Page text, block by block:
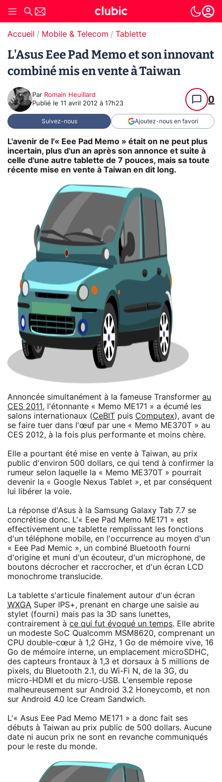
Accueil Mobile & Telecom Tablette
L'Asus Eee Pad Memo et son innovant
combiné mis en vente à Taiwan
Par Romain Heuillard
Publié le 11 avril 2012 à 17h23 0
Suivez-nous Ajoutez-nous en favori
L'avenir de l'« Eee Pad Memo » était on ne peut plus
incertain, plus d'un an après son annonce et suite à
celle d'une autre tablette de 7 pouces, mais sa toute
récente mise en vente à Taiwan en dit long.
Annoncée simultanément à la fameuse Transformer au
CES 2011 , l'étonnante « Memo ME171 » a écumé les
salons internationaux (CeBIT puis Computex), avant de
se faire tuer dans l'œuf par une « Memo ME370T » au
CES 2012, à la fois plus performante et moins chère.
Elle a pourtant été mise en vente à Taiwan, au prix
public d'environ 500 dollars, ce qui tend à confirmer la
rumeur selon laquelle la « Memo ME370T » pourrait
devenir la « Google Nexus Tablet », et par conséquent
lui libérer la voie.
La réponse d'Asus à la Samsung Galaxy Tab 7.7 se
concrétise donc. L'« Eee Pad Memo ME171 » est
effectivement une tablette remplissant les fonctions
d'un téléphone mobile, en l'occurrence au moyen d'un
« Eee Pad Memic », un combiné Bluetooth fourni
d'origine et muni d'un écouteur, d'un microphone, de
boutons décrocher et raccrocher, et d'un écran LCD
monochrome translucide.
La tablette s'articule finalement autour d'un écran
WXGA Super IPS+, prenant en charge une saisie au
stylet (fourni) mais pas la 3D sans lunettes,
contrairement à ce qui fut évoqué un temps. Elle abrite
un modeste SoC Qualcomm MSM8620, comprenant un
CPU double-cœur à 1,2 GHz, 1 Go de mémoire vive, 16
Go de mémoire interne, un emplacement microSDHC,
des capteurs frontaux à 1,3 et dorsaux à 5 millions de
pixels, du Bluetooth 2.1, du Wi-Fi N, de la 3G, du
micro-HDMI et du micro-USB. L'ensemble repose
malheureusement sur Android 3.2 Honeycomb, et non
sur Android 4.0 Ice Cream Sandwich.
L'« Asus Eee Pad Memo ME171 » a donc fait ses
débuts à Taiwan au prix public de 500 dollars. Aucune
date ni aucun prix ne sont en revanche communiqués
pour le reste du monde.